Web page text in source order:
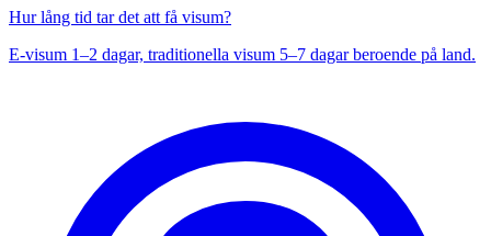
Hur lång tid tar det att få visum?
E-visum 1–2 dagar, traditionella visum 5–7 dagar beroende på land.